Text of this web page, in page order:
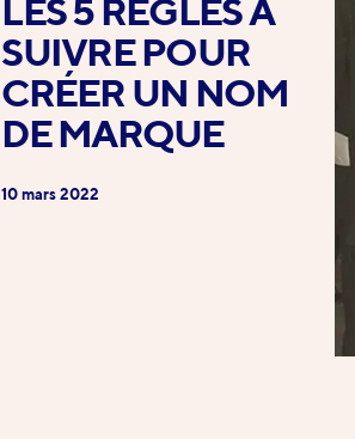
LES 5 RÈGLES À
SUIVRE POUR
CRÉER UN NOM
DE MARQUE
10 mars 2022